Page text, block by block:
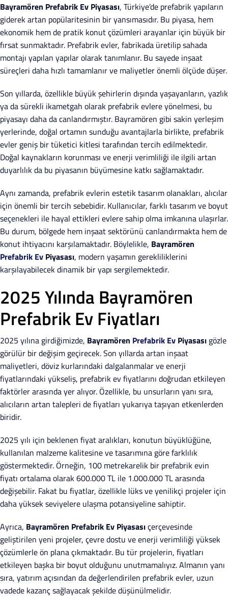
Bayramören Prefabrik Ev Piyasası, Türkiye’de prefabrik yapıların
giderek artan popülaritesinin bir yansımasıdır. Bu piyasa, hem
ekonomik hem de pratik konut çözümleri arayanlar için büyük bir
fırsat sunmaktadır. Prefabrik evler, fabrikada üretilip sahada
montajı yapılan yapılar olarak tanımlanır. Bu sayede inşaat
süreçleri daha hızlı tamamlanır ve maliyetler önemli ölçüde düşer.
Son yıllarda, özellikle büyük şehirlerin dışında yaşayanların, yazlık
ya da sürekli ikametgah olarak prefabrik evlere yönelmesi, bu
piyasayı daha da canlandırmıştır. Bayramören gibi sakin yerleşim
yerlerinde, doğal ortamın sunduğu avantajlarla birlikte, prefabrik
evler geniş bir tüketici kitlesi tarafından tercih edilmektedir.
Doğal kaynakların korunması ve enerji verimliliği ile ilgili artan
duyarlılık da bu piyasanın büyümesine katkı sağlamaktadır.
Aynı zamanda, prefabrik evlerin estetik tasarım olanakları, alıcılar
için önemli bir tercih sebebidir. Kullanıcılar, farklı tasarım ve boyut
seçenekleri ile hayal ettikleri evlere sahip olma imkanına ulaşırlar.
Bu durum, bölgede hem inşaat sektörünü canlandırmakta hem de
konut ihtiyacını karşılamaktadır. Böylelikle, Bayramören
Prefabrik Ev Piyasası, modern yaşamın gerekliliklerini
karşılayabilecek dinamik bir yapı sergilemektedir.
2025 Yılında Bayramören
Prefabrik Ev Fiyatları
2025 yılına girdiğimizde, Bayramören Prefabrik Ev Piyasası gözle
görülür bir değişim geçirecek. Son yıllarda artan inşaat
maliyetleri, döviz kurlarındaki dalgalanmalar ve enerji
fiyatlarındaki yükseliş, prefabrik ev fiyatlarını doğrudan etkileyen
faktörler arasında yer alıyor. Özellikle, bu unsurların yanı sıra,
alıcıların artan talepleri de fiyatları yukarıya taşıyan etkenlerden
biridir.
2025 yılı için beklenen fiyat aralıkları, konutun büyüklüğüne,
kullanılan malzeme kalitesine ve tasarımına göre farklılık
göstermektedir. Örneğin, 100 metrekarelik bir prefabrik evin
fiyatı ortalama olarak 600.000 TL ile 1.000.000 TL arasında
değişebilir. Fakat bu fiyatlar, özellikle lüks ve yenilikçi projeler için
daha yüksek seviyelere ulaşma potansiyeline sahiptir.
Ayrıca, Bayramören Prefabrik Ev Piyasasıçerçevesinde
geliştirilen yeni projeler, çevre dostu ve enerji verimliliği yüksek
çözümlerle ön plana çıkmaktadır. Bu tür projelerin, fiyatları
etkileyen başka bir boyut olduğunu unutmamalıyız. Almanın yanı
sıra, yatırım açısından da değerlendirilen prefabrik evler, uzun
vadede kazanç sağlayacak şekilde düşünülmelidir.